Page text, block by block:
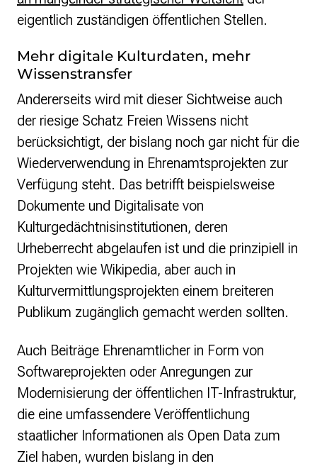
eigentlich zuständigen öffentlichen Stellen.
Mehr digitale Kulturdaten, mehr
Wissenstransfer
Andererseits wird mit dieser Sichtweise auch
der riesige Schatz Freien Wissens nicht
berücksichtigt, der bislang noch gar nicht für die
Wiederverwendung in Ehrenamtsprojekten zur
Verfügung steht. Das betrifft beispielsweise
Dokumente und Digitalisate von
Kulturgedächtnisinstitutionen, deren
Urheberrecht abgelaufen ist und die prinzipiell in
Projekten wie Wikipedia, aber auch in
Kulturvermittlungsprojekten einem breiteren
Publikum zugänglich gemacht werden sollten.
Auch Beiträge Ehrenamtlicher in Form von
Softwareprojekten oder Anregungen zur
Modernisierung der öffentlichen IT-Infrastruktur,
die eine umfassendere Veröffentlichung
staatlicher Informationen als Open Data zum
Ziel haben, wurden bislang in den